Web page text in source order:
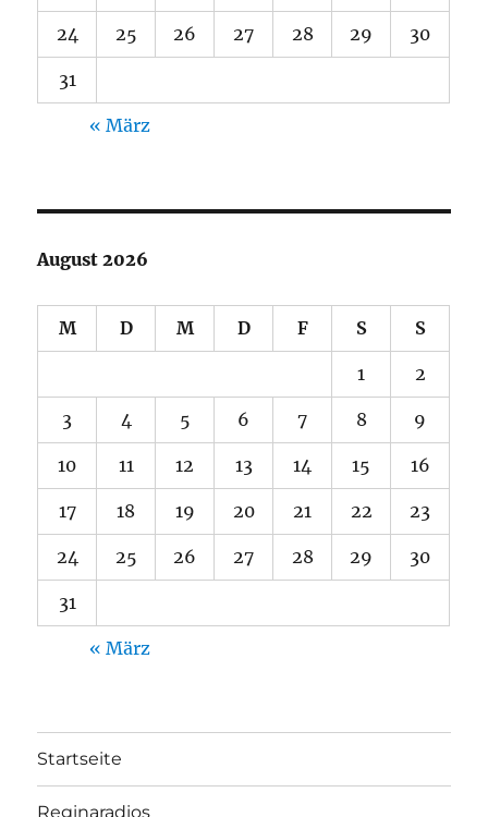
24 25 26 27 28 29 30
31
« März
August 2026
M D M D F S S
1 2
3 4 5 6 7 8 9
10 11 12 13 14 15 16
17 18 19 20 21 22 23
24 25 26 27 28 29 30
31
« März
Startseite
Reginaradios